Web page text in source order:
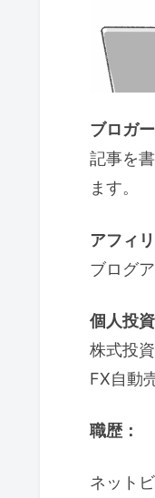
ブロガー
記事を
ます。
アフィ
ブログ
個人投
株式投
FX自動
職歴：
ネット